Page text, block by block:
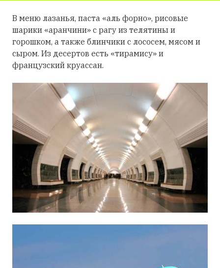
В меню лазанья, паста «аль форно», рисовые
шарики «аранчини» с рагу из телятины и
горошком, а также блинчики с лососем, мясом и
сыром. Из десертов есть «тирамису» и
французский круассан.